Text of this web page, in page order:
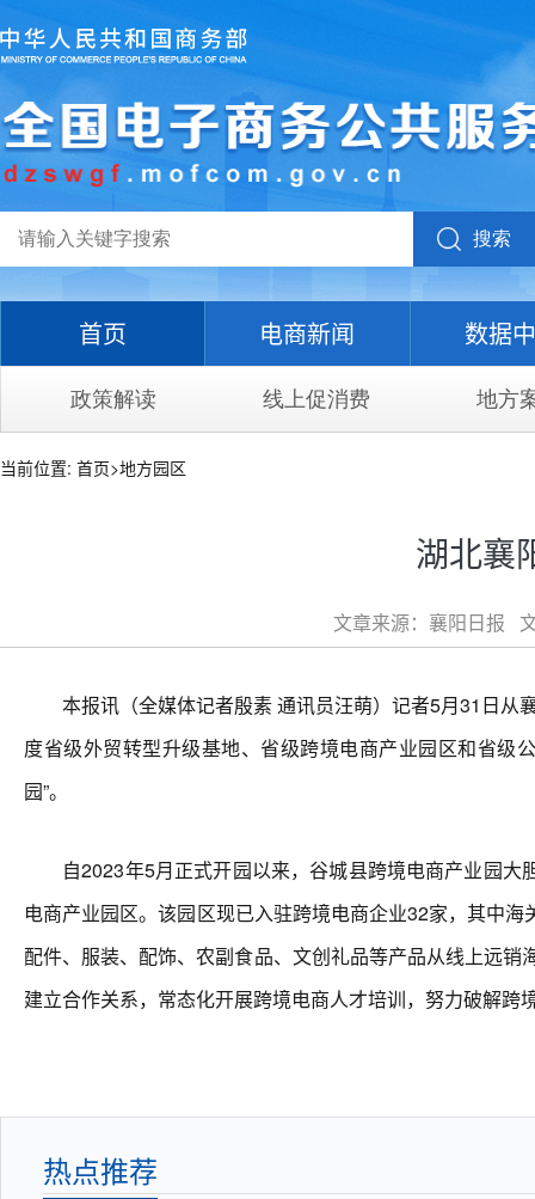
搜索
首页 电商新闻 数据
政策解读 线上促消费 地方
当前位置: 首页>地方园区
湖北襄
文章来源：襄阳日报
本报讯（全媒体记者殷素 通讯员汪萌）记者5月31日从
度省级外贸转型升级基地、省级跨境电商产业园区和省级
园”。
自2023年5月正式开园以来，谷城县跨境电商产业园大
电商产业园区。该园区现已入驻跨境电商企业32家，其中
配件、服装、配饰、农副食品、文创礼品等产品从线上远
建立合作关系，常态化开展跨境电商人才培训，努力破解跨
热点推荐